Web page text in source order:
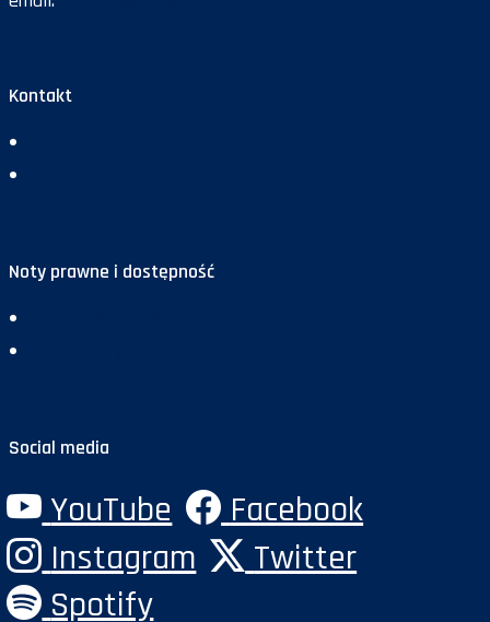
Kontakt
Noty prawne i dostępność
Social media
YouTube
Facebook
Instagram
Twitter
Spotify